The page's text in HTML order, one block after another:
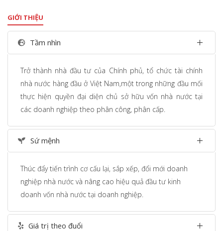
GIỚI THIỆU
Tầm nhìn
Trở thành nhà đầu tư của Chính phủ, tổ chức tài chính
nhà nước hàng đầu ở Việt Nam,một trong những đầu mối
thực hiện quyền đại diện chủ sở hữu vốn nhà nước tại
các doanh nghiệp theo phân công, phân cấp.
Sứ mệnh
Thúc đẩy tiến trình cơ cấu lại, sắp xếp, đổi mới doanh
nghiệp nhà nước và nâng cao hiệu quả đầu tư kinh
doanh vốn nhà nước tại doanh nghiệp.
Giá trị theo đuổi